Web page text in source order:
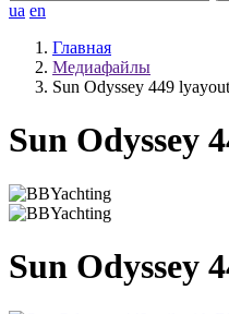
ua en
Главная
Медиафайлы
Sun Odyssey 449 lyayout
Sun Odyssey
Sun Odyssey